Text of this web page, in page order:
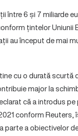
între 6 și 7 miliarde
țintelor Uniunii
au început de mai
cu o durată scurtă
major la
că a introdus
conform
a obiectivelor